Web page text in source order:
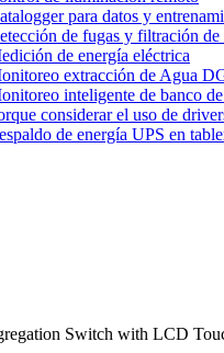
para datos y
de fugas y filtración de
de energía eléctrica
extracción de Agua
inteligente de banco
considerar el uso de
de energía UPS en